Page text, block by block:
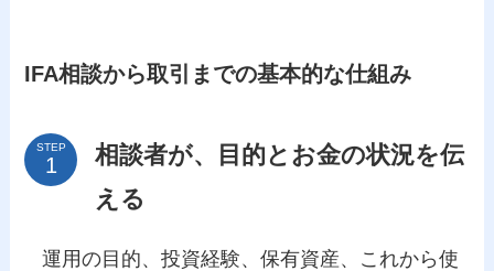
IFA相談から取引までの基本的な仕組み
STEP
相談者が、目的とお金の状況を伝
える
運用の目的、投資経験、保有資産、これから使